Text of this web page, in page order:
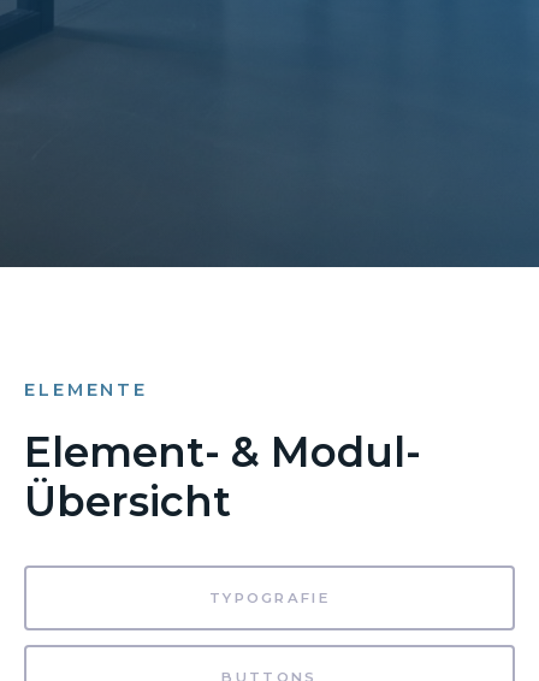
ELEMENTE
Element- & Modul-
Übersicht
TYPOGRAFIE
BUTTONS